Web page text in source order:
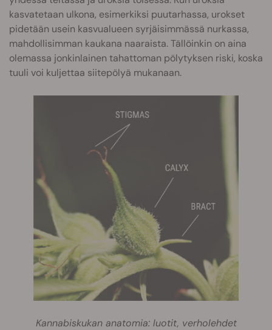
kasvatetaan ulkona, esimerkiksi puutarhassa, urokset
pidetään usein kasvualueen syrjäisimmässä nurkassa,
mahdollisimman kaukana naaraista. Tällöinkin on aina
olemassa jonkinlainen tahattoman pölytyksen riski, koska
tuuli voi kuljettaa siitepölyä mukanaan.
Kannabiskukan anatomia: luotit, verholehdet